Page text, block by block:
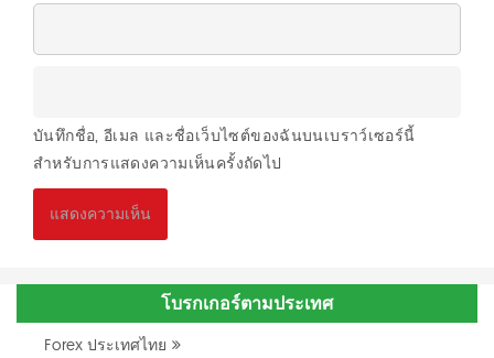
บันทึกชื่อ, อีเมล และชื่อเว็บไซต์ของฉันบนเบราว์เซอร์นี้
สำหรับการแสดงความเห็นครั้งถัดไป
โบรกเกอร์ตามประเทศ
Forex ประเทศไทย